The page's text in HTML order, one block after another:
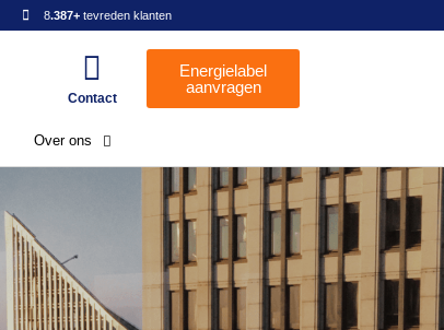
8.387+tevreden klanten
Contact
Energielabel
aanvragen
Over ons